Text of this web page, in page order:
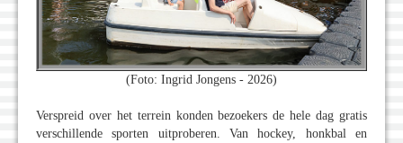
(Foto: Ingrid Jongens - 2026)
Verspreid over het terrein konden bezoekers de hele dag gratis
verschillende sporten uitproberen. Van hockey, honkbal en